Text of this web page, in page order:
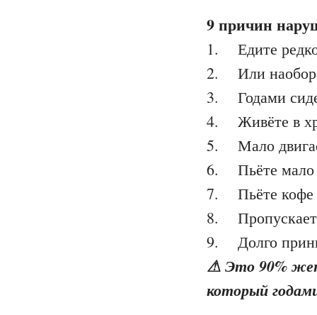
9 причин
1. Едите
2. Или
3. Годами
4. Живёте в
5. Мало
6. Пьёте мало
7. Пьёте кофе
8.
9. Долго
⚠ Это 90%
который